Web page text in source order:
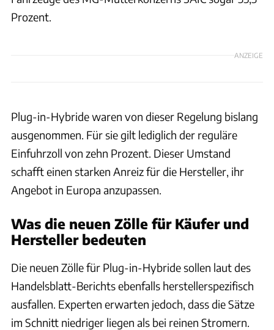
Prozent.
ANZEIGE
Plug-in-Hybride waren von dieser Regelung bislang
ausgenommen. Für sie gilt lediglich der reguläre
Einfuhrzoll von zehn Prozent. Dieser Umstand
schafft einen starken Anreiz für die Hersteller, ihr
Angebot in Europa anzupassen.
Was die neuen Zölle für Käufer und
Hersteller bedeuten
Die neuen Zölle für Plug-in-Hybride sollen laut des
Handelsblatt-Berichts ebenfalls herstellerspezifisch
ausfallen. Experten erwarten jedoch, dass die Sätze
im Schnitt niedriger liegen als bei reinen Stromern.